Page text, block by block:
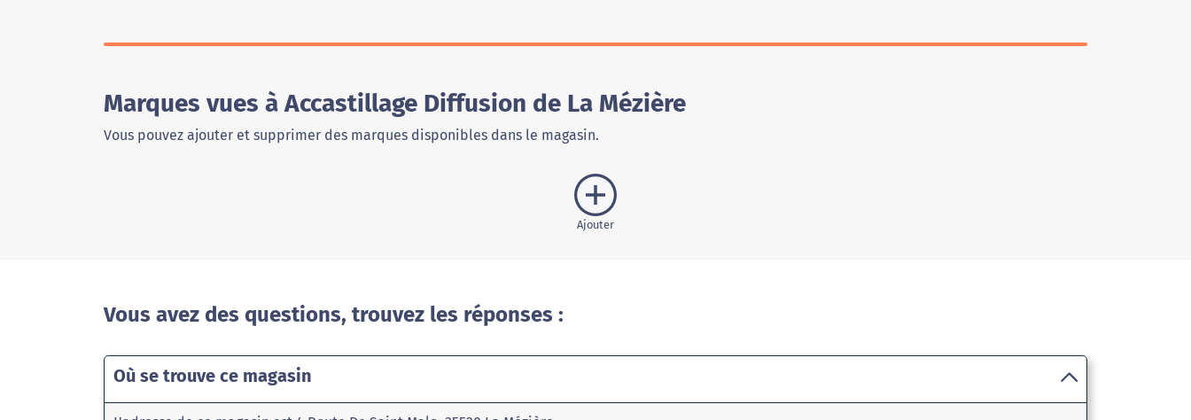
Marques vues à Accastillage Diffusion de La Mézière
Vous pouvez ajouter et supprimer des marques disponibles dans le magasin.
Ajouter
Vous avez des questions, trouvez les réponses :
Où se trouve ce magasin